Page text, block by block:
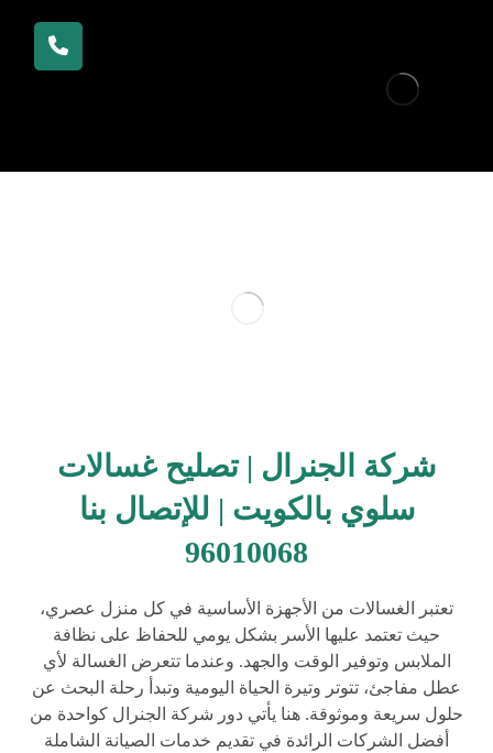
شركة الجنرال | تصليح غسالات
سلوي بالكويت | للإتصال بنا
96010068
تعتبر الغسالات من الأجهزة الأساسية في كل منزل عصري،
حيث تعتمد عليها الأسر بشكل يومي للحفاظ على نظافة
الملابس وتوفير الوقت والجهد. وعندما تتعرض الغسالة لأي
عطل مفاجئ، تتوتر وتيرة الحياة اليومية وتبدأ رحلة البحث عن
حلول سريعة وموثوقة. هنا يأتي دور شركة الجنرال كواحدة من
أفضل الشركات الرائدة في تقديم خدمات الصيانة الشاملة